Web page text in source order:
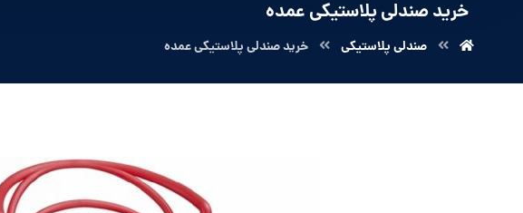
خرید صندلی پلاستیکی عمده
صندلی پلاستیکی خرید صندلی پلاستیکی عمده